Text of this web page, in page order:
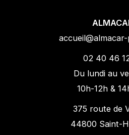
02 40 46
Du lundi au
10h-12h &
375 route de
44800 Saint-